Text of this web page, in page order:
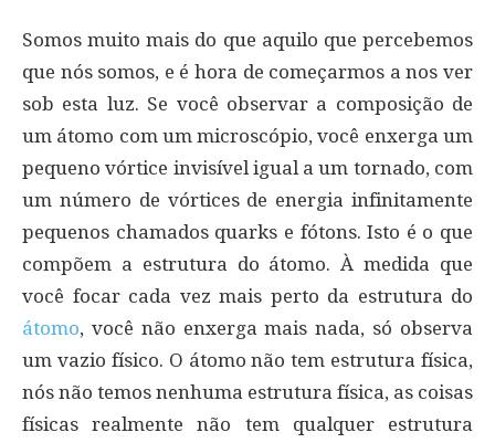
Somos muito mais do que aquilo que percebemos
que nós somos, e é hora de começarmos a nos ver
sob esta luz. Se você observar a composição de
um átomo com um microscópio, você enxerga um
pequeno vórtice invisível igual a um tornado, com
um número de vórtices de energia infinitamente
pequenos chamados quarks e fótons. Isto é o que
compõem a estrutura do átomo. À medida que
você focar cada vez mais perto da estrutura do
átomo, você não enxerga mais nada, só observa
um vazio físico. O átomo não tem estrutura física,
nós não temos nenhuma estrutura física, as coisas
físicas realmente não tem qualquer estrutura